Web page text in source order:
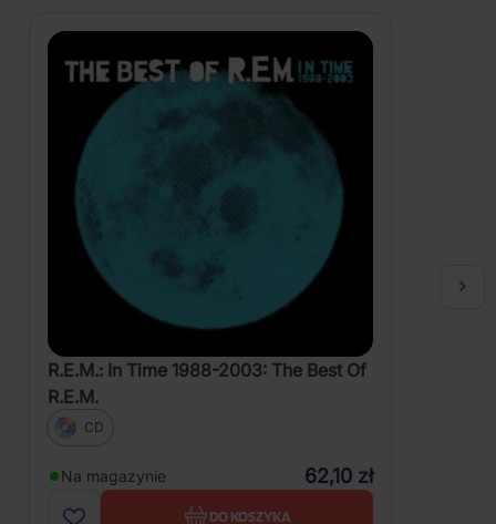
R.E.M.: In Time 1988-2003: The Best Of
R.E.M.
CD
Na magazynie 62,10 zł
DO KOSZYKA